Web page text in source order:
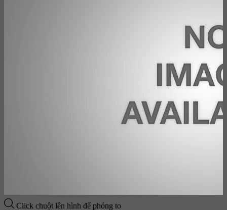
Click chuột lên hình để phóng to